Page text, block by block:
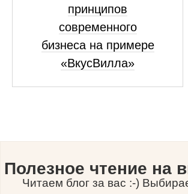
принципов
современного
бизнеса на примере
«ВкусВилла»
Полезное чтение на
Читаем блог за вас :-)